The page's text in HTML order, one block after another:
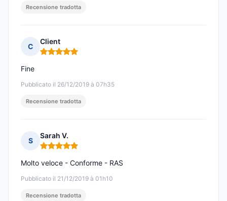
Recensione tradotta
C
Client
Nota: 5 su 5
Pubblicato il 26/12/2019 à 07h35
Fine
Recensione tradotta
S
Sarah V.
Nota: 5 su 5
Pubblicato il 21/12/2019 à 01h10
Molto veloce - Conforme - RAS
Recensione tradotta